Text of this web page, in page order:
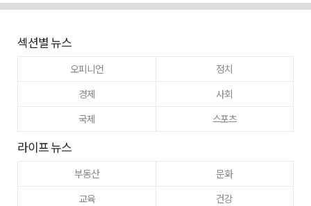
섹션별 뉴스
오피니언
정치
경제
사회
국제
스포츠
라이프 뉴스
부동산
문화
교육
건강